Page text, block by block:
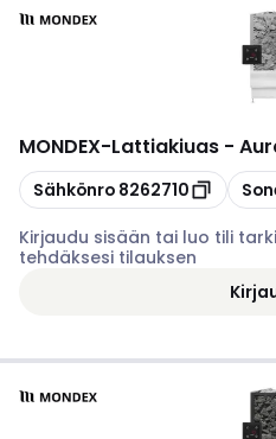
MONDEX-Lattiakiuas -
Kopioi
Sähkönro 8262710 Kopioi
Kirjaudu sisään tai luo tili
tehdäksesi tilauksen